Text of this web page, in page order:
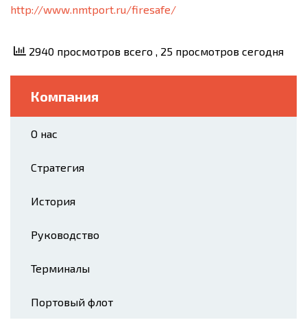
http://www.nmtport.ru/firesafe/
2940 просмотров всего , 25 просмотров сегодня
Компания
О нас
Стратегия
История
Руководство
Терминалы
Портовый флот